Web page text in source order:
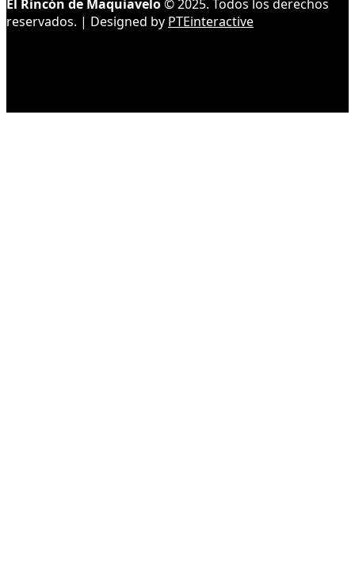
El Rincón de Maquiavelo© 2025. Todos los derechos
reservados. | Designed by PTEinteractive